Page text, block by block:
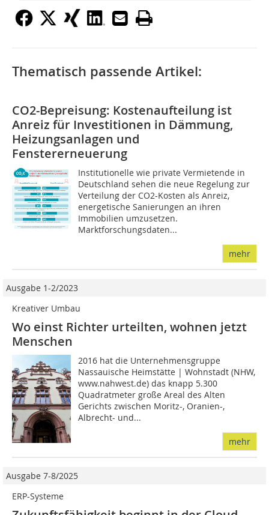
Thematisch passende Artikel:
CO2-Bepreisung: Kostenaufteilung ist
Anreiz für Investitionen in Dämmung,
Heizungsanlagen und
Fenstererneuerung
Institutionelle wie private Vermietende in
Deutschland sehen die neue Regelung zur
Verteilung der CO2-Kosten als Anreiz,
energetische Sanierungen an ihren
Immobilien umzusetzen.
Marktforschungsdaten...
mehr
Ausgabe 1-2/2023
Kreativer Umbau
Wo einst Richter urteilten, wohnen jetzt
Menschen
2016 hat die Unternehmensgruppe
Nassauische Heimstätte | Wohnstadt (NHW,
www.nahwest.de) das knapp 5.300
Quadratmeter große Areal des Alten
Gerichts zwischen Moritz-, Oranien-,
Albrecht- und...
mehr
Ausgabe 7-8/2025
ERP-Systeme